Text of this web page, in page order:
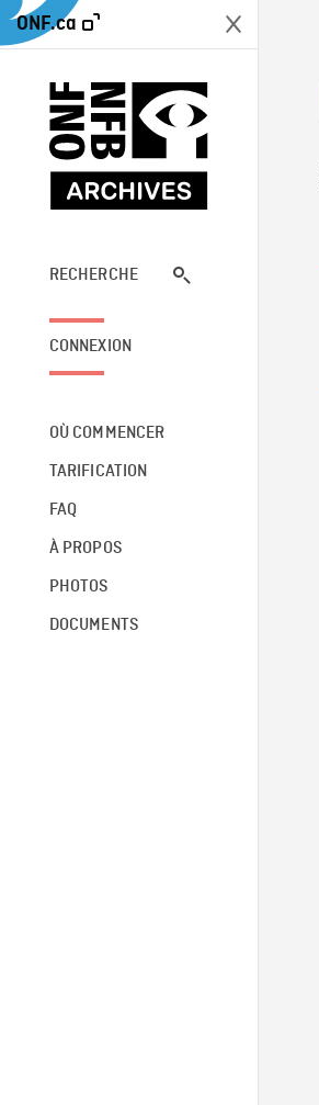
ONF.ca
RECHERCHE
CONNEXION
OÙ COMMENCER
TARIFICATION
FAQ
À PROPOS
PHOTOS
DOCUMENTS